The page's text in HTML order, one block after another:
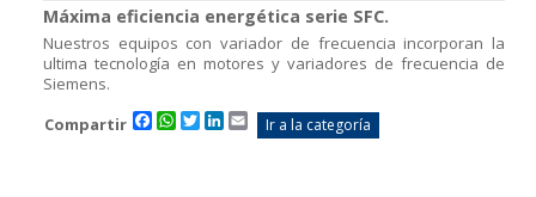
Máxima eficiencia energética serie SFC.
Nuestros equipos con variador de frecuencia incorporan la
ultima tecnología en motores y variadores de frecuencia de
Siemens.
Compartir
Facebook
WhatsApp
TwitterLinkedIn
Email
Ir a la categoría